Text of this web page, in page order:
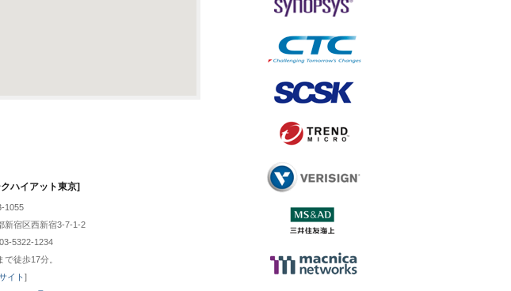
クハイアット東京]
1055
新宿区西新宿3-7-1-2
5322-1234
で徒歩17分。
イト]